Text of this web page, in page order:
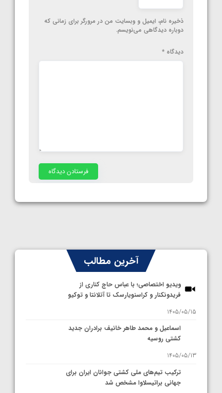
ذخیره نام، ایمیل و وبسایت من در مرورگر برای زمانی که
دوباره دیدگاهی می‌نویسم.
دیدگاه *
آخرین مطالب
ویدیو اختصاصی؛ با عباس حاج کناری از
فریدونکنار و کراسنویارسک تا آتلانتا و توکیو
1405/05/15
اسماعیل و محمد طاهر خانیف برادران جدید
کشتی روسیه
1405/05/13
ترکیب تیم‌های ملی کشتی جوانان ایران برای
جهانی براتیسلاوا مشخص شد